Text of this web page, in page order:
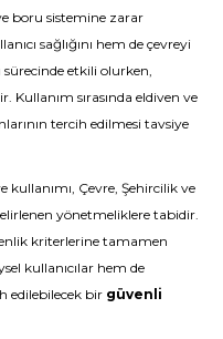
boru sistemine zarar
sağlığını hem de çevreyi
sürecinde etkili olurken,
sırasında eldiven ve
tercih edilmesi tavsiye
Çevre, Şehircilik ve
yönetmeliklere tabidir.
kriterlerine tamamen
kullanıcılar hem de
edilebilecek bir güvenli